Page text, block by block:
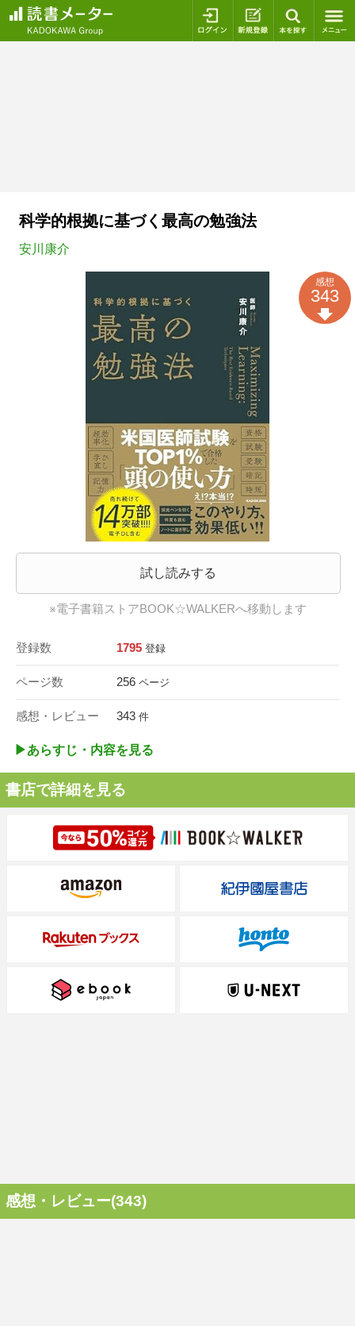
ログイン 新規登録
科学的根拠に基づく最高の勉強法
安川康介
試し読みする
※電子書籍ストアBOOK☆WALKERへ移動します
登録数 1795 登録
ページ数 256 ページ
感想・レビュー 343 件
感想
343
▶︎あらすじ・内容を見る
書店で詳細を見る
感想・レビュー(343)